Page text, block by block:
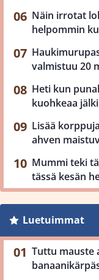
Näin irrotat
helpommin
valmistuu 20
Heti kun
kuohkeaa
Lisää
ahven
Mummi teki
tässä kesän
Luetuimmat
Tuttu mauste